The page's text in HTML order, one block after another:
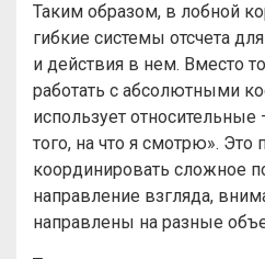
Таким образом, в лобной
гибкие системы отсчета
и действия в нем. Вместо
работать с абсолютными
использует относительные
того, на что я смотрю».
координировать сложное
направление взгляда,
направлены на разные